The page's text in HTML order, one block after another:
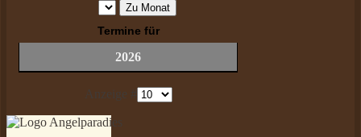
Zu Monat
Termine für
2026
Anzeige #